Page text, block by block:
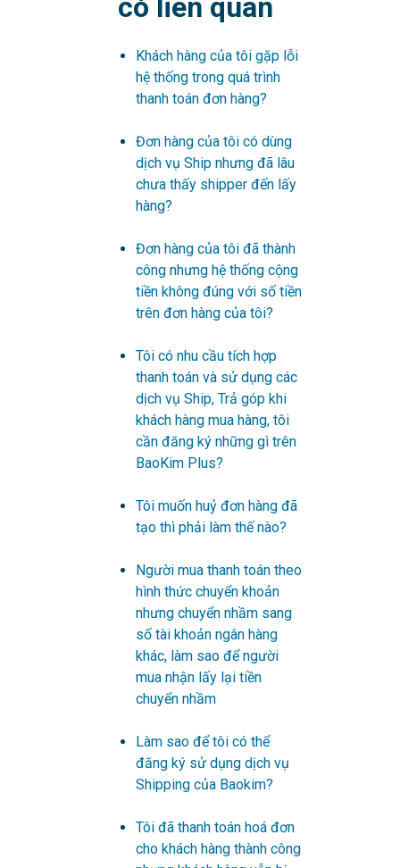
có liên quan
Khách hàng của tôi gặp lỗi
hệ thống trong quá trình
thanh toán đơn hàng?
Đơn hàng của tôi có dùng
dịch vụ Ship nhưng đã lâu
chưa thấy shipper đến lấy
hàng?
Đơn hàng của tôi đã thành
công nhưng hệ thống cộng
tiền không đúng với số tiền
trên đơn hàng của tôi?
Tôi có nhu cầu tích hợp
thanh toán và sử dụng các
dịch vụ Ship, Trả góp khi
khách hàng mua hàng, tôi
cần đăng ký những gì trên
BaoKim Plus?
Tôi muốn huỷ đơn hàng đã
tạo thì phải làm thế nào?
Người mua thanh toán theo
hình thức chuyển khoản
nhưng chuyển nhầm sang
số tài khoản ngân hàng
khác, làm sao để người
mua nhận lấy lại tiền
chuyển nhầm
Làm sao để tôi có thể
đăng ký sử dụng dịch vụ
Shipping của Baokim?
Tôi đã thanh toán hoá đơn
cho khách hàng thành công